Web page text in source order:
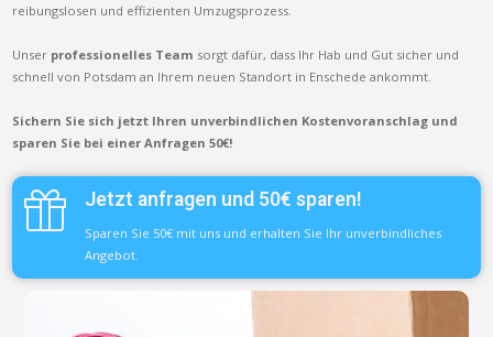
reibungslosen und effizienten Umzugsprozess.
Unser professionelles Team sorgt dafür, dass Ihr Hab und Gut sicher und
schnell von Potsdam an Ihrem neuen Standort in Enschede ankommt.
Sichern Sie sich jetzt Ihren unverbindlichen Kostenvoranschlag und
sparen Sie bei einer Anfragen 50€!
Jetzt anfragen und 50€ sparen!
Sparen Sie 50€ mit uns und erhalten Sie Ihr unverbindliches
Angebot.